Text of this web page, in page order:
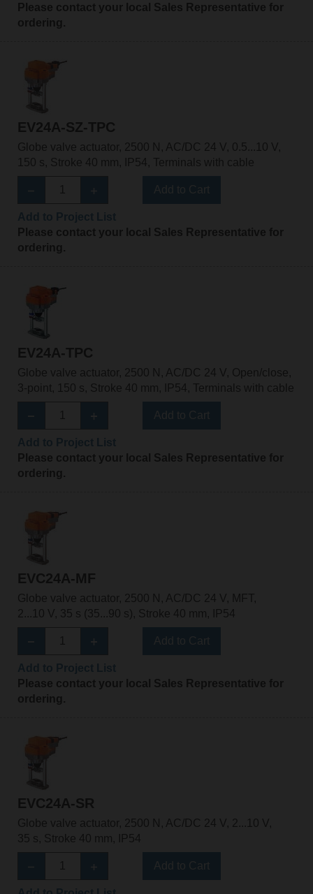
Please contact your local Sales Representative for
ordering.
EV24A-SZ-TPC
Globe valve actuator, 2500 N, AC/DC 24 V, 0.5...10 V,
150 s, Stroke 40 mm, IP54, Terminals with cable
Please contact your local Sales Representative for
ordering.
EV24A-TPC
Globe valve actuator, 2500 N, AC/DC 24 V, Open/close,
3-point, 150 s, Stroke 40 mm, IP54, Terminals with cable
Please contact your local Sales Representative for
ordering.
EVC24A-MF
Globe valve actuator, 2500 N, AC/DC 24 V, MFT,
2...10 V, 35 s (35...90 s), Stroke 40 mm, IP54
Please contact your local Sales Representative for
ordering.
EVC24A-SR
Globe valve actuator, 2500 N, AC/DC 24 V, 2...10 V,
35 s, Stroke 40 mm, IP54